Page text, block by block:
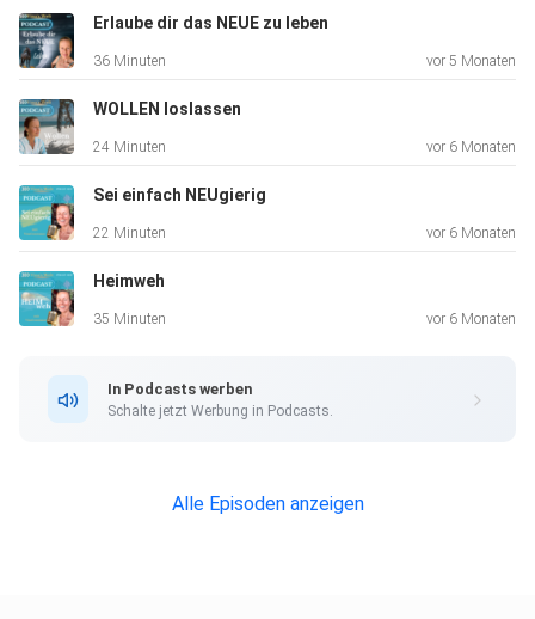
stand
fest: Alles musste so kommen.
Das „Außen“ spiegelt so direkt unser Innen wieder und doch
etwas in uns Wege, es nicht zu erkennen.
Erlaube dir das NEUE zu leben
36 Minuten vor 5 Monaten
WOLLEN loslassen
24 Minuten vor 6 Monaten
Sei einfach NEUgierig
22 Minuten vor 6 Monaten
Heimweh
35 Minuten vor 6 Monaten
In Podcasts werben
Schalte jetzt Werbung in Podcasts.
Alle Episoden anzeigen